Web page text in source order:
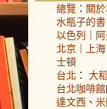
總覽 ： 關
水瓶子的書
以色列 ｜
北京 ｜ 上海
士頓
台北 ： 大
台北咖啡館|
達文西 、